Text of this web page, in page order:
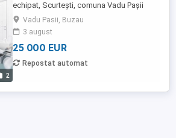
2
echipat, Scurtești, comuna Vadu Pașii
(jud. Buzău) Se oferă spre vânzare
cabinet stomatologic complet funcțional,
situat în satul Scurtești, comuna Vadu
Pașii, într-o zonă cu potențial foarte bun și
fără concurență directă. Cabinetul este
amenajat modern, autorizat ...
Vadu Pasii, Buzau
3 august
25 000 EUR
Repostat automat